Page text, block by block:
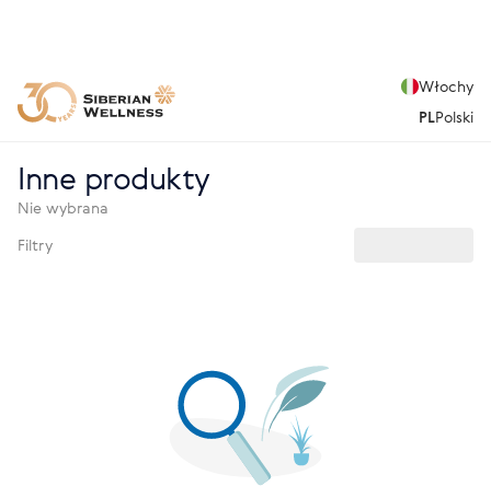
Włochy
PLPolski
Inne produkty
Nie wybrana
Filtry